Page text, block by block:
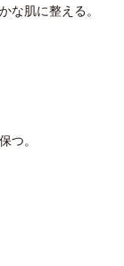
な肌に整える。
つ。